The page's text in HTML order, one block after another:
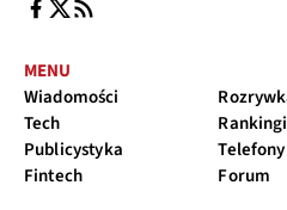
MENU
Wiadomości
Tech
Publicystyka
Fintech
Rankingi
Telefony
Forum